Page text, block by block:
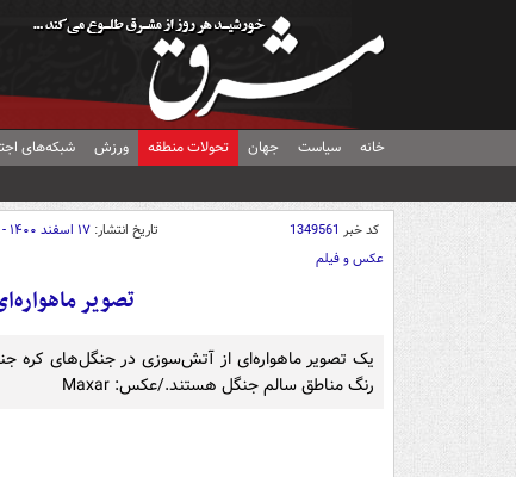
خانه سیاست جهان تحولات منطقه ورزش شبکه‌های
کد خبر 1349561 تاریخ انتشار: ۱۷ اسفند ۱۴۰۰ - ۱۵:۰۰
عکس و فیلم
تصویر
یک تصویر ماهواره‌ای از آتش‌سوزی‌ در جنگل‌های
رنگ مناطق سالم جنگل هستند./عکس: Maxar